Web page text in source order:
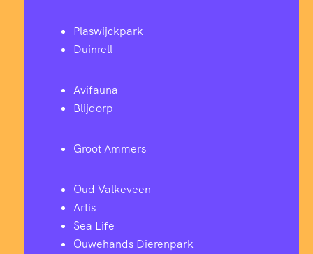
Plaswijckpark
Duinrell
Avifauna
Blijdorp
Groot Ammers
Oud Valkeveen
Artis
Sea Life
Ouwehands Dierenpark